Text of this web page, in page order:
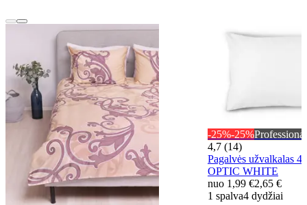
-25%-25%Professional
4,7 (14)
Pagalvės užvalkalas
OPTIC WHITE
nuo 1,99 €2,65 €
1 spalva4 dydžiai